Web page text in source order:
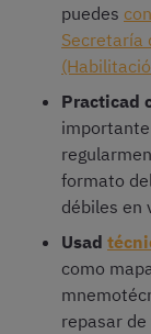
puedes
Secretaría
Practicad
formato
débiles en
Usad
como
repasar